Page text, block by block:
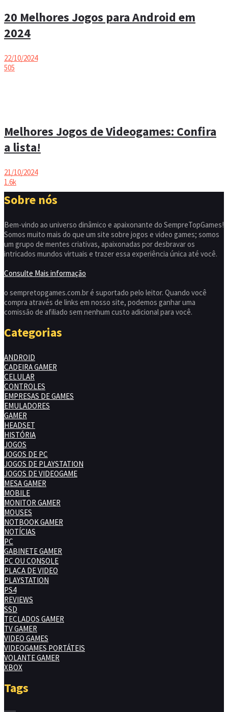
20 Melhores Jogos para Android em
2024
22/10/2024
505
Melhores Jogos de Videogames: Confira
a lista!
21/10/2024
1.6k
Sobre nós
Bem-vindo ao universo dinâmico e apaixonante do SempreTopGames!
Somos muito mais do que um site sobre jogos e video games; somos
um grupo de mentes criativas, apaixonadas por desbravar os
intricados mundos virtuais e trazer essa experiência única até você.
Consulte Mais informação
o sempretopgames.com.br é suportado pelo leitor. Quando você
compra através de links em nosso site, podemos ganhar uma
comissão de afiliado sem nenhum custo adicional para você.
Categorias
ANDROID
CADEIRA GAMER
CELULAR
CONTROLES
EMPRESAS DE GAMES
EMULADORES
GAMER
HEADSET
HISTÓRIA
JOGOS
JOGOS DE PC
JOGOS DE PLAYSTATION
JOGOS DE VIDEOGAME
MESA GAMER
MOBILE
MONITOR GAMER
MOUSES
NOTBOOK GAMER
NOTÍCIAS
PC
GABINETE GAMER
PC OU CONSOLE
PLACA DE VIDEO
PLAYSTATION
PS4
REVIEWS
SSD
TECLADOS GAMER
TV GAMER
VIDEO GAMES
VIDEOGAMES PORTÁTEIS
VOLANTE GAMER
XBOX
Tags